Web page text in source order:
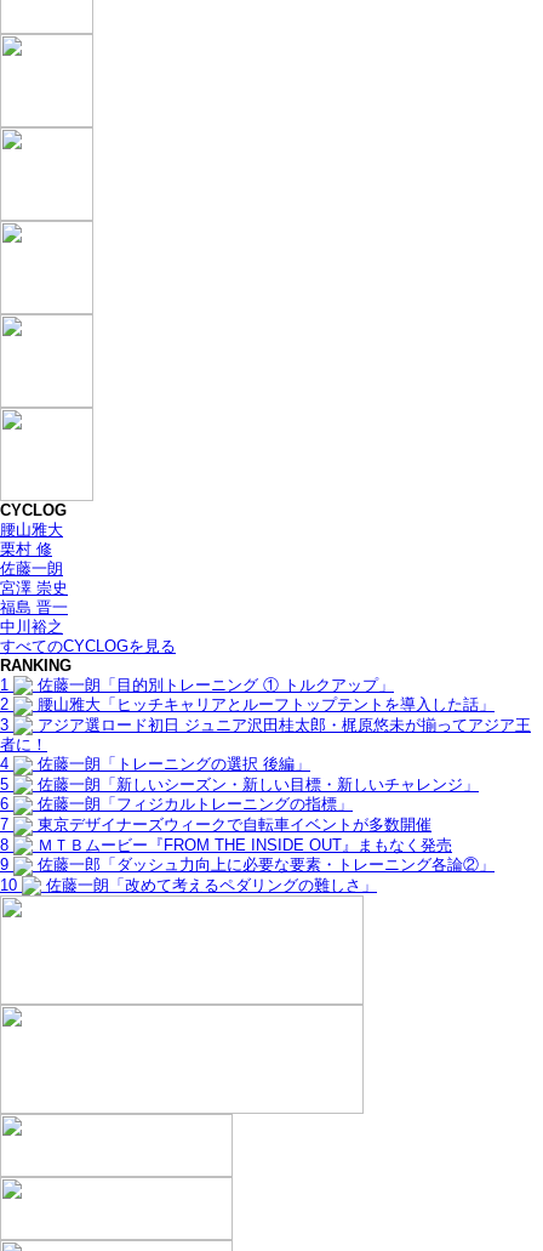
CYCLOG
腰山雅大
栗村 修
佐藤一朗
宮澤 崇史
福島 晋一
中川裕之
すべてのCYCLOGを見る
RANKING
1
佐藤一朗「目的別トレーニング ① トルクアップ」
2
腰山雅大「ヒッチキャリアとルーフトップテントを導入した話」
3
アジア選ロード初日 ジュニア沢田桂太郎・梶原悠未が揃ってアジア王
者に！
4
佐藤一朗「トレーニングの選択 後編」
5
佐藤一朗「新しいシーズン・新しい目標・新しいチャレンジ」
6
佐藤一朗「フィジカルトレーニングの指標」
7
東京デザイナーズウィークで自転車イベントが多数開催
8
ＭＴＢムービー『FROM THE INSIDE OUT』まもなく発売
9
佐藤一郎「ダッシュ力向上に必要な要素・トレーニング各論②」
10
佐藤一朗「改めて考えるペダリングの難しさ」